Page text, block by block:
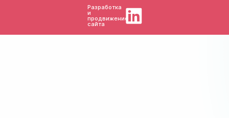
Разработка
и
продвижение
сайта